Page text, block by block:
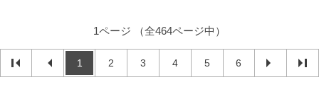
1ページ （全464ページ中）
1 2 3 4 5 6